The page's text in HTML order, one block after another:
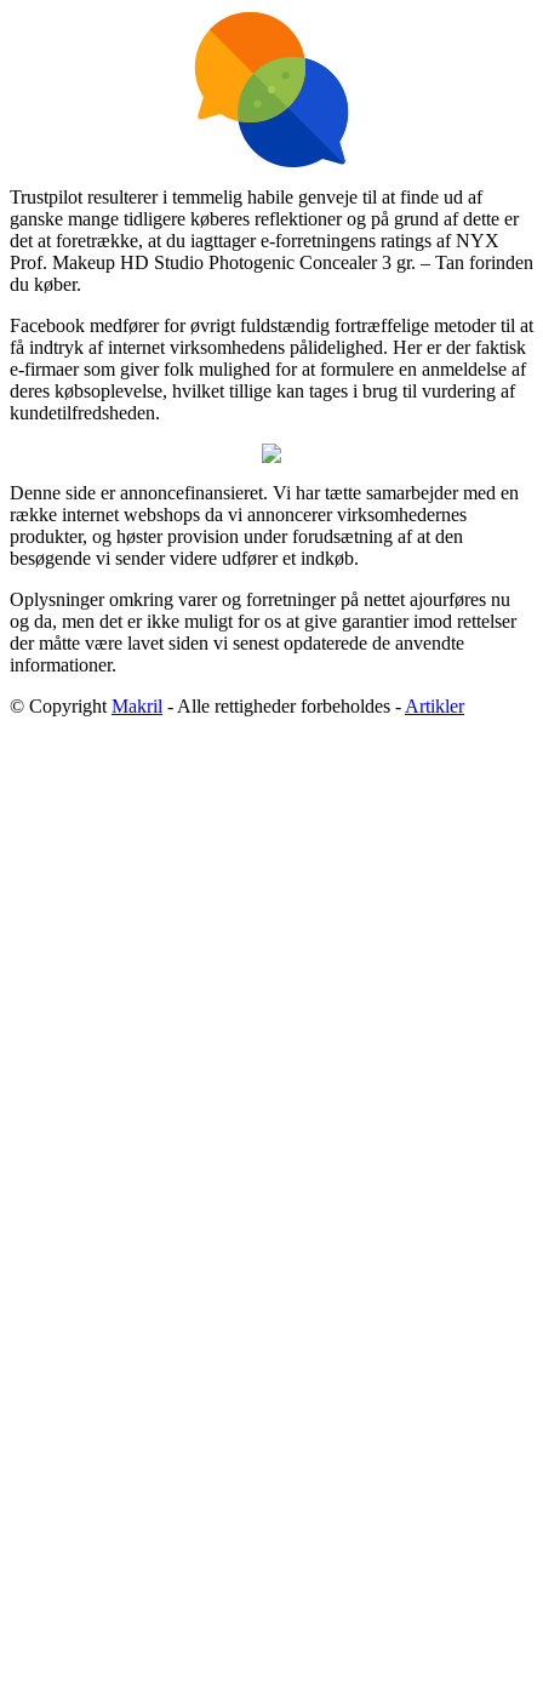
Trustpilot resulterer i temmelig habile genveje til at finde ud af
ganske mange tidligere køberes reflektioner og på grund af dette er
det at foretrække, at du iagttager e-forretningens ratings af NYX
Prof. Makeup HD Studio Photogenic Concealer 3 gr. – Tan forinden
du køber.
Facebook medfører for øvrigt fuldstændig fortræffelige metoder til at
få indtryk af internet virksomhedens pålidelighed. Her er der faktisk
e-firmaer som giver folk mulighed for at formulere en anmeldelse af
deres købsoplevelse, hvilket tillige kan tages i brug til vurdering af
kundetilfredsheden.
Denne side er annoncefinansieret. Vi har tætte samarbejder med en
række internet webshops da vi annoncerer virksomhedernes
produkter, og høster provision under forudsætning af at den
besøgende vi sender videre udfører et indkøb.
Oplysninger omkring varer og forretninger på nettet ajourføres nu
og da, men det er ikke muligt for os at give garantier imod rettelser
der måtte være lavet siden vi senest opdaterede de anvendte
informationer.
© Copyright Makril - Alle rettigheder forbeholdes - Artikler